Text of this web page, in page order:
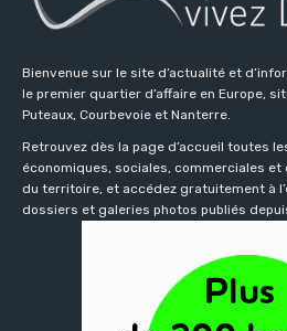
Bienvenue sur le site d’actualité et
le premier quartier d’affaire en Europe,
Puteaux, Courbevoie et Nanterre.
Retrouvez dès la page d’accueil toutes
économiques, sociales, commerciales
du territoire, et accédez gratuitement à
dossiers et galeries photos publiés